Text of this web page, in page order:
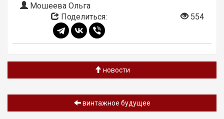
Мошеева Ольга
Поделиться:
554
новости
винтажное будущее